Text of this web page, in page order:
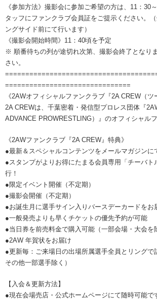
《参加方法》撮影会に参加ご希望の方は、11：30
タッフにファンクラブ会員証をご提示ください。
ングサイド前にて行います）
《撮影会開始時間》11：40頃を予定
※ 順番待ちの列が途切れ次第、撮影会終了となり
さい。
===============================
《2AWオフィシャルファンクラブ『2A CREW（ツ
2A CREWは、千葉密着・発信型プロレス団体『
ADVANCE PROWRESTLING）』のオフィシャル
《2AWファンクラブ『2A CREW』特典》
●最新＆スペシャルコンテンツをメールマガジンに
●スタンプがよりお得にたまる会員専用「チーバト
行！
●限定イベント開催（不定期）
●撮影会開催（不定期）
●お誕生月に選手サイン入りバースデーカードをお
●一般発売よりも早くチケットの優先予約が可能
●当日券を前売料金で購入可能（一部会場・大会を
●2AW 年賀状をお届け
●更新毎：ご来場日の出場所属選手全員とリングで
その他一部選手除く）
【入会＆更新方法】
●現在会場売店・公式ホームページにて随時可能で